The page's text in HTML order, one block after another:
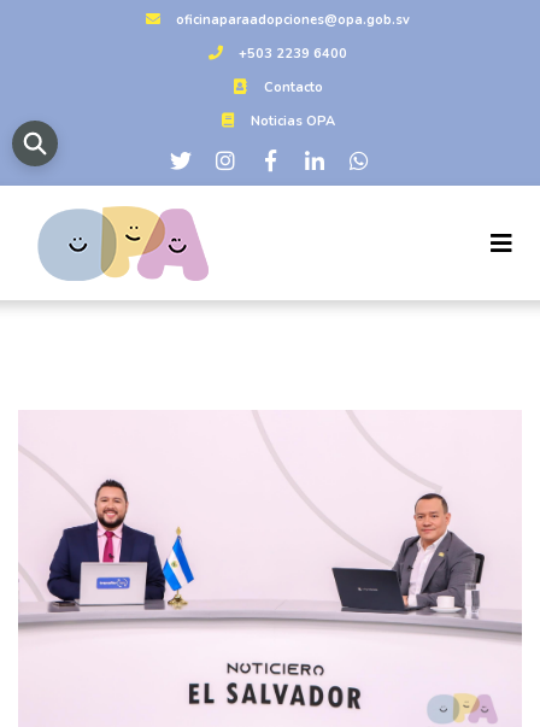
oficinaparaadopciones@opa.gob.sv
+503 2239 6400
Contacto
Noticias OPA